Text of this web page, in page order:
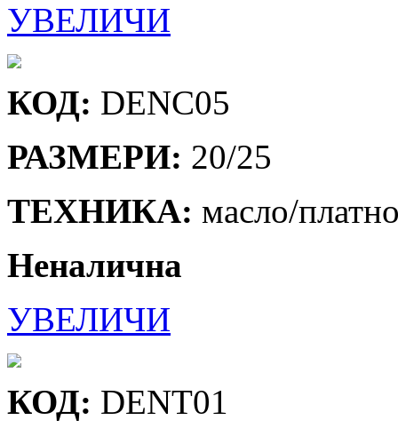
УВЕЛИЧИ
КОД: DENC05
РАЗМЕРИ: 20/25
ТЕХНИКА: масло/
Неналична
УВЕЛИЧИ
КОД: DENТ01